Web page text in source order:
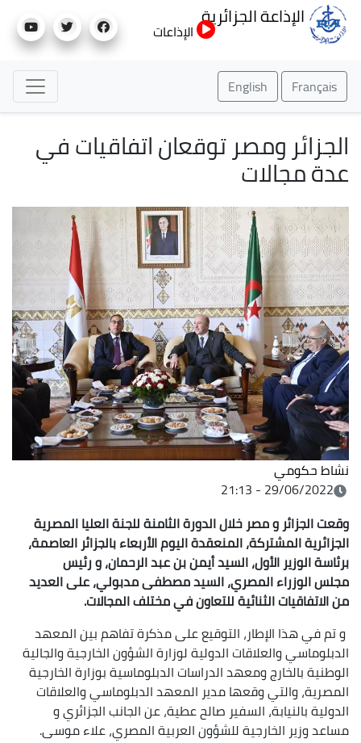
إلى
الإذاعة الجزائرية
الإذاعات
Français
English
الجزائر ومصر توقعان اتفاقيات في
عدة مجالات
نشاط حكومي
29/06/2022 - 21:13
وقعت الجزائر و مصر خلال الدورة الثامنة للجنة العليا المصرية
الجزائرية المشتركة، المنعقدة اليوم الأربعاء بالجزائر العاصمة،
برئاسة الوزير الأول، السيد أيمن بن عبد الرحمان، و رئيس
مجلس الوزراء المصري، السيد مصطفى مدبولي، على العديد
من الاتفاقيات الثنائية للتعاون في مختلف المجالات.
و تم في هذا الإطار، التوقيع على مذكرة تفاهم بين المعهد
الدبلوماسي والعلاقات الدولية لوزارة الشؤون الخارجية والجالية
الوطنية بالخارج ومعهد الدراسات الدبلوماسية بوزارة الخارجية
المصرية، والتي وقعها مدير المعهد الدبلوماسي والعلاقات
الدولية بالنيابة، السفير صالح عطية، عن الجانب الجزائري و
مساعد وزير الخارجية للشؤون العربية المصري، علاء موسى.